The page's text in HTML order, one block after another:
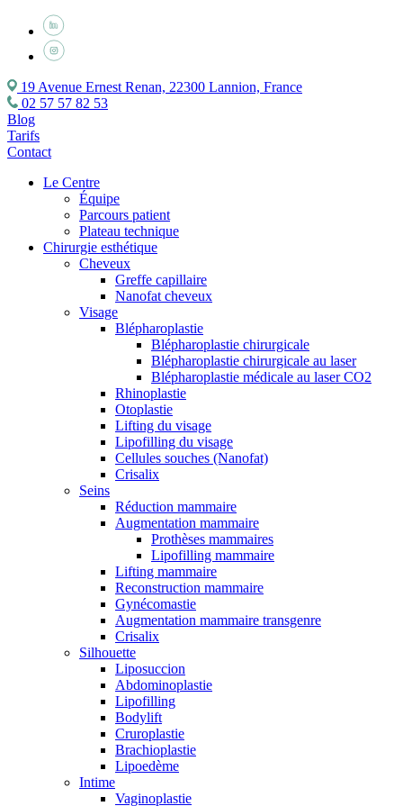
19 Avenue Ernest Renan, 22300 Lannion, France
02 57 57 82 53
Blog
Tarifs
Contact
Le Centre
Équipe
Parcours patient
Plateau technique
Chirurgie esthétique
Cheveux
Greffe capillaire
Nanofat cheveux
Visage
Blépharoplastie
Blépharoplastie chirurgicale
Blépharoplastie chirurgicale au laser
Blépharoplastie médicale au laser CO2
Rhinoplastie
Otoplastie
Lifting du visage
Lipofilling du visage
Cellules souches (Nanofat)
Crisalix
Seins
Réduction mammaire
Augmentation mammaire
Prothèses mammaires
Lipofilling mammaire
Lifting mammaire
Reconstruction mammaire
Gynécomastie
Augmentation mammaire transgenre
Crisalix
Silhouette
Liposuccion
Abdominoplastie
Lipofilling
Bodylift
Cruroplastie
Brachioplastie
Lipoedème
Intime
Vaginoplastie